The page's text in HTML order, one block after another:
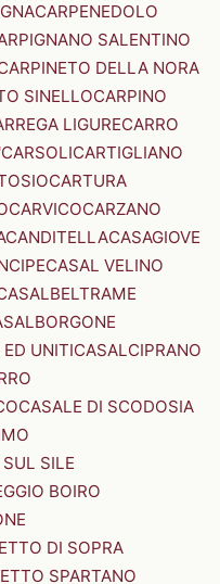
CARPENEDOLO
SALENTINO
DELLA NORA
SINELLOCARPINO
LIGURECARRO
CARSOLICARTIGLIANO
CARTURA
CARVICOCARZANO
CASAGIOVE
CASAL VELINO
UNITICASALCIPRANO
CASALE DI SCODOSIA
SILE
BOIRO
DI SOPRA
SPARTANO